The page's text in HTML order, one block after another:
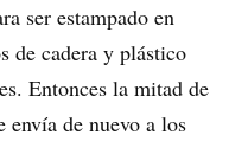
ser estampado en
de cadera y plástico
Entonces la mitad de
de nuevo a los